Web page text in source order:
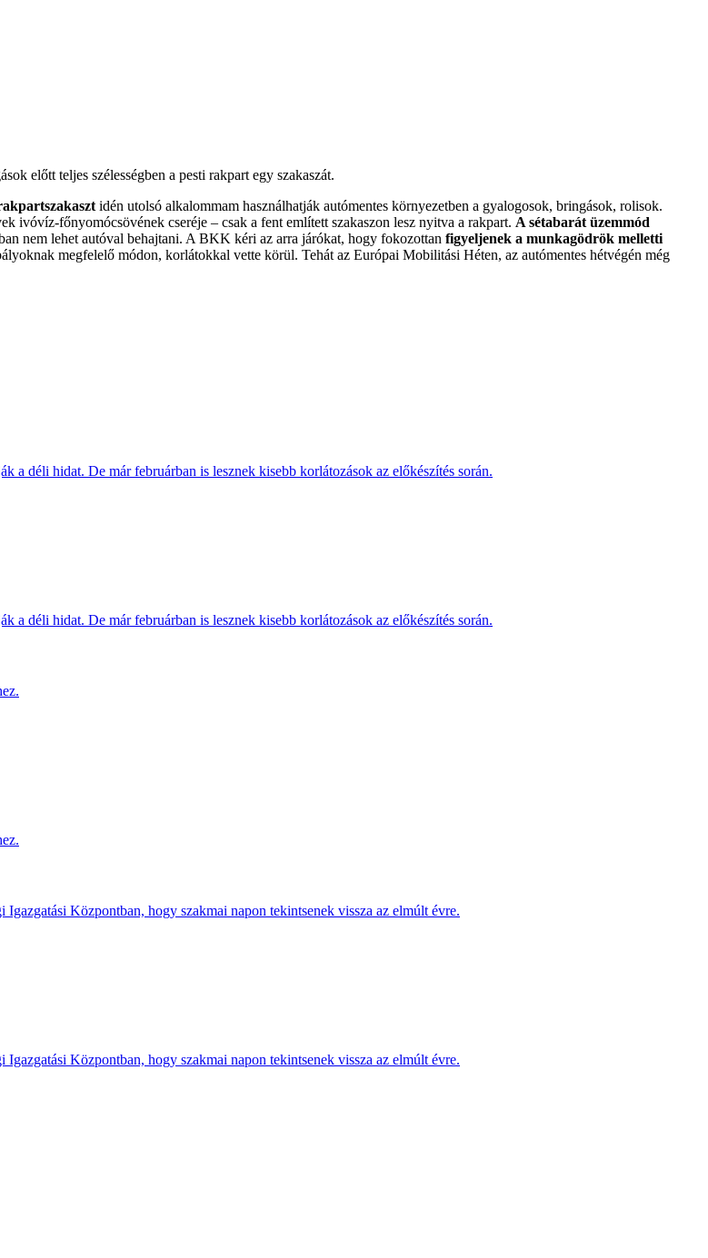
előtt teljes szélességben a pesti rakpart egy szakaszát.
idén utolsó alkalommam használhatják autómentes környezetben a gyalogosok, bringások, rolisok.
ivóvíz-főnyomócsövének cseréje – csak a fent említett szakaszon lesz nyitva a rakpart. A sétabarát üzemmód
nem lehet autóval behajtani. A BKK kéri az arra járókat, hogy fokozottan figyeljenek a munkagödrök melletti
megfelelő módon, korlátokkal vette körül. Tehát az Európai Mobilitási Héten, az autómentes hétvégén még
déli hidat. De már februárban is lesznek kisebb korlátozások az előkészítés során.
déli hidat. De már februárban is lesznek kisebb korlátozások az előkészítés során.
Központban, hogy szakmai napon tekintsenek vissza az elmúlt évre.
Központban, hogy szakmai napon tekintsenek vissza az elmúlt évre.